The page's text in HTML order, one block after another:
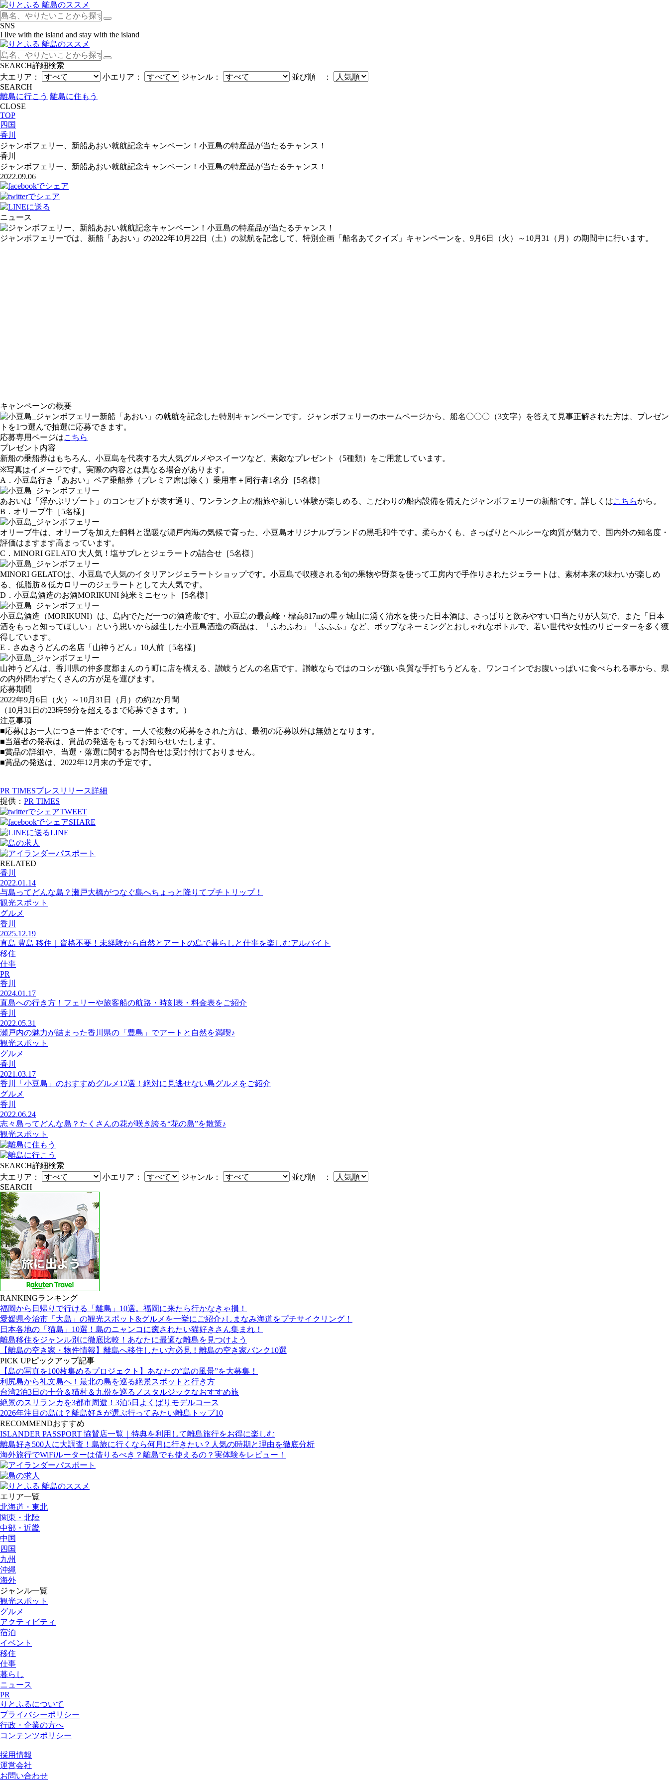
SNS
I live with the island and stay with the island
SEARCH詳細検索
大エリア：
小エリア： ジャンル：
並び順 ：
SEARCH
離島に行こう 離島に住もう
CLOSE
TOP
四国
香川
ジャンボフェリー、新船あおい就航記念キャンペーン！小豆島の特産品が当たるチャンス！
香川
ジャンボフェリー、新船あおい就航記念キャンペーン！小豆島の特産品が当たるチャンス！
2022.09.06
ニュース
ジャンボフェリーでは、新船「あおい」の2022年10月22日（土）の就航を記念して、特別企画「船名あてクイズ」キャンペーンを、9月6日（火）～10月31（月）の期間中に行います。
キャンペーンの概要
新船「あおい」の就航を記念した特別キャンペーンです。ジャンボフェリーのホームページから、船名〇〇〇（3文字）を答えて見事正解された方は、プレゼン
トを1つ選んで抽選に応募できます。
応募専用ページはこちら
プレゼント内容
新船の乗船券はもちろん、小豆島を代表する大人気グルメやスイーツなど、素敵なプレゼント（5種類）をご用意しています。
※写真はイメージです。実際の内容とは異なる場合があります。
A．小豆島行き「あおい」ペア乗船券（プレミア席は除く）乗用車＋同行者1名分［5名様］
あおいは「浮かぶリゾート」のコンセプトが表す通り、ワンランク上の船旅や新しい体験が楽しめる、こだわりの船内設備を備えたジャンボフェリーの新船です。詳しくはこちらから。
B．オリーブ牛［5名様］
オリーブ牛は、オリーブを加えた飼料と温暖な瀬戸内海の気候で育った、小豆島オリジナルブランドの黒毛和牛です。柔らかくも、さっぱりとヘルシーな肉質が魅力で、国内外の知名度・
評価はますます高まっています。
C．MINORI GELATO 大人気！塩サブレとジェラートの詰合せ［5名様］
MINORI GELATOは、小豆島で人気のイタリアンジェラートショップです。小豆島で収穫される旬の果物や野菜を使って工房内で手作りされたジェラートは、素材本来の味わいが楽しめ
る、低脂肪＆低カロリーのジェラートとして大人気です。
D．小豆島酒造のお酒MORIKUNI 純米ミニセット［5名様］
小豆島酒造（MORIKUNI）は、島内でただ一つの酒造蔵です。小豆島の最高峰・標高817mの星ヶ城山に湧く清水を使った日本酒は、さっぱりと飲みやすい口当たりが人気で、また「日本
酒をもっと知ってほしい」という思いから誕生した小豆島酒造の商品は、「ふわふわ」「ふふふ」など、ポップなネーミングとおしゃれなボトルで、若い世代や女性のリピーターを多く獲
得しています。
E．さぬきうどんの名店「山神うどん」10人前［5名様］
山神うどんは、香川県の仲多度郡まんのう町に店を構える、讃岐うどんの名店です。讃岐ならではのコシが強い良質な手打ちうどんを、ワンコインでお腹いっぱいに食べられる事から、県
の内外問わずたくさんの方が足を運びます。
応募期間
2022年9月6日（火）～10月31日（月）の約2か月間
（10月31日の23時59分を超えるまで応募できます。）
注意事項
■応募はお一人につき一件までです。一人で複数の応募をされた方は、最初の応募以外は無効となります。
■当選者の発表は、賞品の発送をもってお知らせいたします。
■賞品の詳細や、当選・落選に関するお問合せは受け付けておりません。
■賞品の発送は、2022年12月末の予定です。
PR TIMESプレスリリース詳細
提供： PR TIMES
TWEET
SHARE
LINE
RELATED
香川
2022.01.14
与島ってどんな島？瀬戸大橋がつなぐ島へちょっと降りてプチトリップ！
観光スポット
グルメ
香川
2025.12.19
直島 豊島 移住｜資格不要！未経験から自然とアートの島で暮らしと仕事を楽しむアルバイト
移住
仕事
PR
香川
2024.01.17
直島への行き方！フェリーや旅客船の航路・時刻表・料金表をご紹介
香川
2022.05.31
瀬戸内の魅力が詰まった香川県の「豊島」でアートと自然を満喫♪
観光スポット
グルメ
香川
2021.03.17
香川「小豆島」のおすすめグルメ12選！絶対に見逃せない島グルメをご紹介
グルメ
香川
2022.06.24
志々島ってどんな島？たくさんの花が咲き誇る“花の島”を散策♪
観光スポット
SEARCH詳細検索
大エリア：
小エリア： ジャンル：
並び順 ：
SEARCH
RANKINGランキング
福岡から日帰りで行ける「離島」10選。福岡に来たら行かなきゃ損！
愛媛県今治市「大島」の観光スポット&グルメを一挙にご紹介♪しまなみ海道をプチサイクリング！
日本各地の「猫島」10選！島のニャンコに癒されたい猫好きさん集まれ！
離島移住をジャンル別に徹底比較！あなたに最適な離島を見つけよう
【離島の空き家・物件情報】離島へ移住したい方必見！離島の空き家バンク10選
PICK UPピックアップ記事
【島の写真を100枚集めるプロジェクト】あなたの“島の風景”を大募集！
利尻島から礼文島へ！最北の島を巡る絶景スポットと行き方
台湾2泊3日の十分＆猫村＆九份を巡るノスタルジックなおすすめ旅
絶景のスリランカを3都市周遊！3泊5日よくばりモデルコース
2026年注目の島は？離島好きが選ぶ行ってみたい離島トップ10
RECOMMENDおすすめ
ISLANDER PASSPORT 協賛店一覧｜特典を利用して離島旅行をお得に楽しむ
離島好き500人に大調査！島旅に行くなら何月に行きたい？人気の時期と理由を徹底分析
海外旅行でWiFiルーターは借りるべき？離島でも使えるの？実体験をレビュー！
エリア一覧
北海道・東北
関東・北陸
中部・近畿
中国
四国
九州
沖縄
海外
ジャンル一覧
観光スポット
グルメ
アクティビティ
宿泊
イベント
移住
仕事
暮らし
ニュース
PR
りとふるについて
プライバシーポリシー
行政・企業の方へ
コンテンツポリシー
採用情報
運営会社
お問い合わせ